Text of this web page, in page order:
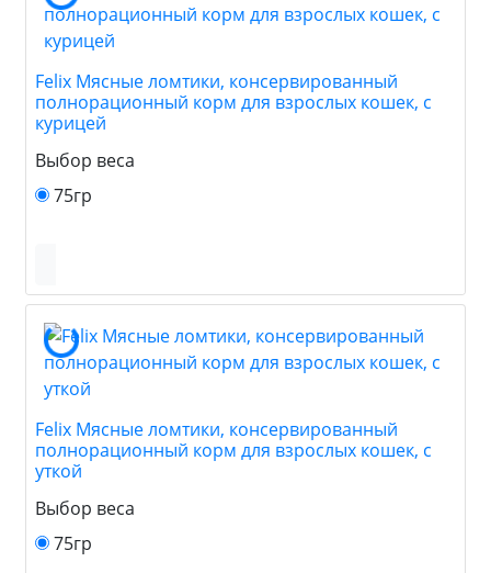
Felix Мясные ломтики, консервированный
полнорационный корм для взрослых кошек, с
курицей
Выбор веса
75гр
Felix Мясные ломтики, консервированный
полнорационный корм для взрослых кошек, с
уткой
Выбор веса
75гр